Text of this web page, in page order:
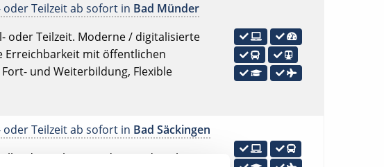
oder Teilzeit ab sofort in Bad Münder
oder Teilzeit. Moderne / digitalisierte
Erreichbarkeit mit öffentlichen
und Weiterbildung, Flexible
oder Teilzeit ab sofort in Bad Säckingen
oder Teilzeit. Moderne / digitalisierte